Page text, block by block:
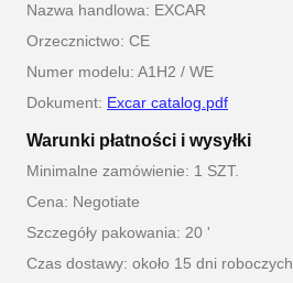
Nazwa handlowa: EXCAR
Orzecznictwo: CE
Numer modelu: A1H2 / WE
Dokument: Excar catalog.pdf
Warunki płatności i wysyłki
Minimalne zamówienie: 1 SZT.
Cena: Negotiate
Szczegóły pakowania: 20 '
Czas dostawy: około 15 dni roboczych